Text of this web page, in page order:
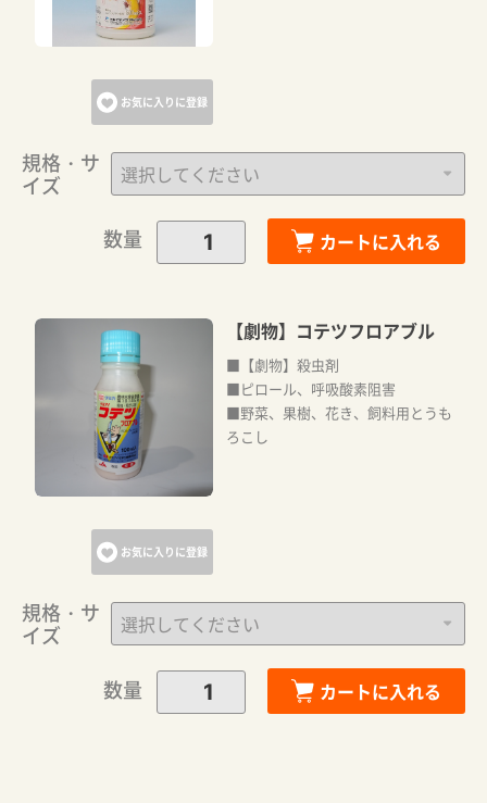
お気に入りに登録
規格・サ
イズ
数量
カートに入れる
お気に入りに登録
【劇物】コテツフロアブル
■【劇物】殺虫剤
■ピロール、呼吸酸素阻害
■野菜、果樹、花き、飼料用とうも
ろこし
規格・サ
イズ
数量
カートに入れる